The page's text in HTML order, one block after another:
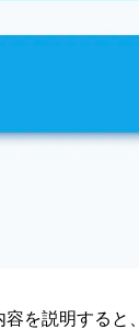
を説明すると、